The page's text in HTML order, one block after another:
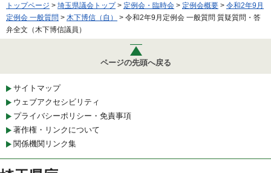
トップページ > 埼玉県議会トップ> 定例会・臨時会 > 定例会概要 > 令和2年9月
定例会 一般質問 > 木下博信（自）
> 令和2年9月定例会 一般質問 質疑質問・答
弁全文（木下博信議員）
ページの先頭へ戻る
サイトマップ
ウェブアクセシビリティ
プライバシーポリシー・免責事項
著作権・リンクについて
関係機関リンク集